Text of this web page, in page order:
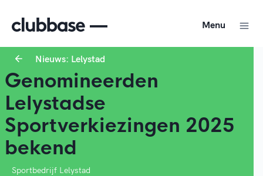
Menu
Nieuws: Lelystad
Genomineerden
Lelystadse
Sportverkiezingen 2025
bekend
Sportbedrijf Lelystad